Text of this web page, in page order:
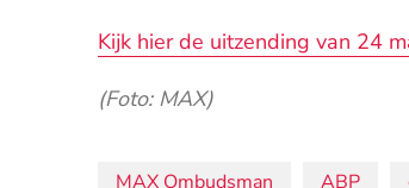
Kijk hier de uitzending van 24
(Foto: MAX)
MAX Ombudsman ABP